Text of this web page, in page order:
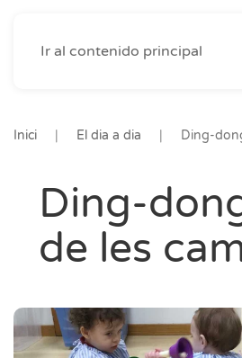
Ir al contenido principal
Inici El dia a dia Ding-
Ding-
de les